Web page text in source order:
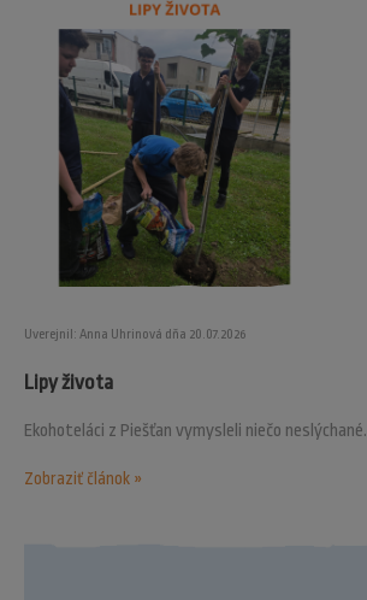
Uverejnil: Anna Uhrinová dňa 20.07.2026
Lipy života
Ekohoteláci z Piešťan vymysleli niečo neslýchané.
Zobraziť článok »